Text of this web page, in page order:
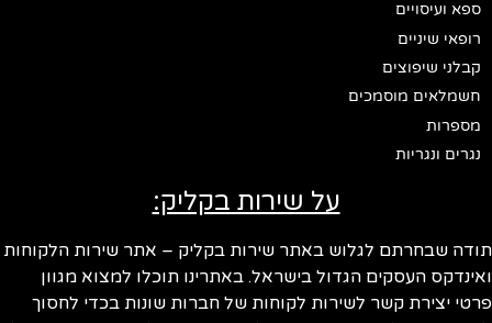
ספא ועיסויים
רופאי שיניים
קבלני שיפוצים
חשמלאים מוסמכים
מספרות
נגרים ונגריות
על שירות בקליק:
שבחרתם לגלוש באתר שירות בקליק – אתר שירות הלקוחות
העסקים הגדול בישראל. באתרינו תוכלו למצוא מגוון
יצירת קשר לשירות לקוחות של חברות שונות בכדי לחסוך